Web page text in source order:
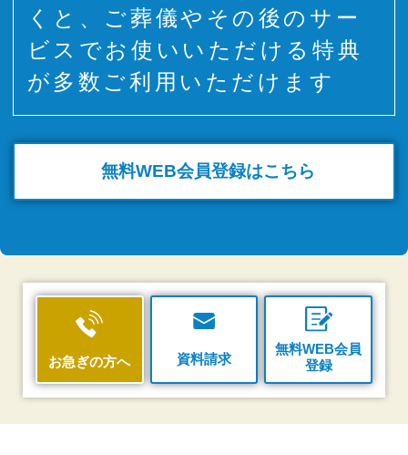
くと、ご葬儀やその後のサー
ビスでお使いいただける特典
が多数ご利用いただけます
無料WEB会員登録はこちら
お急ぎの方へ 資料請求
無料WEB会員
登録